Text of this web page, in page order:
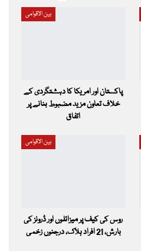
بین الاقوامی
پاکستان اور امریکا کا دہشتگردی کے
خلاف تعاون مزید مضبوط بنانے پر
اتفاق
بین الاقوامی
روس کی کیف پر میزائلوں اور ڈرونز کی
بارش، 21 افراد ہلاک، درجنوں زخمی